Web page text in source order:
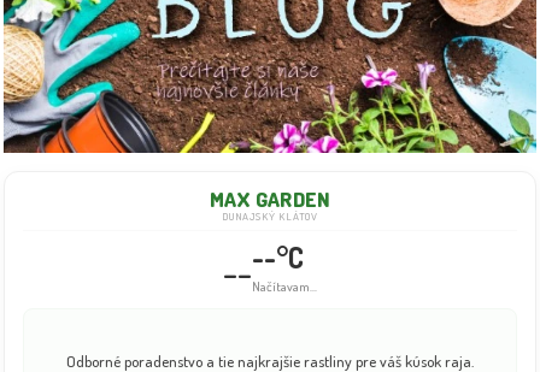
MAX GARDEN
DUNAJSKÝ KLÁTOV
----°C
Načítavam...
Odborné poradenstvo a tie najkrajšie rastliny pre váš kúsok raja.